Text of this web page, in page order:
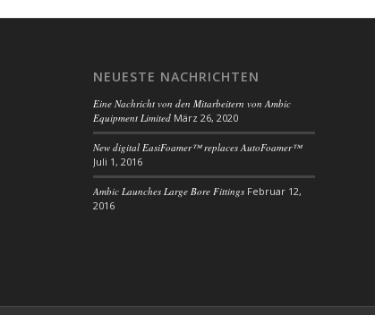
NEUESTE NACHRICHTEN
Eine Nachricht von den Mitarbeitern von Ambic
Equipment Limited März 26, 2020
New digital EasiFoamer™ replaces AutoFoamer™
Juli 1, 2016
Ambic Launches Large Bore Fittings Februar 12,
2016